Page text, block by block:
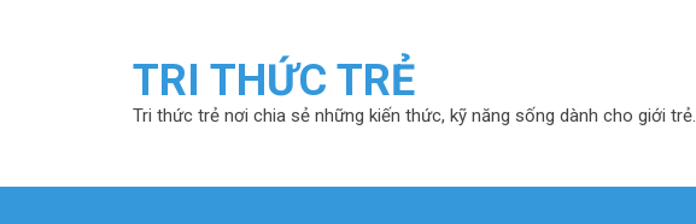
TRI THỨC TRẺ
Tri thức trẻ nơi chia sẻ những kiến thức, kỹ năng sống dành cho giới trẻ.